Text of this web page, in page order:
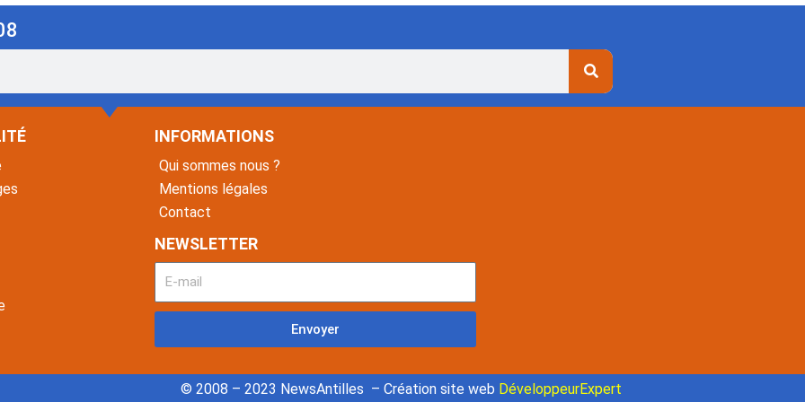
INFORMATIONS
Qui sommes nous ?
Mentions légales
Contact
NEWSLETTER
Envoyer
© 2008 – 2023 NewsAntilles – Création site web DéveloppeurExpert